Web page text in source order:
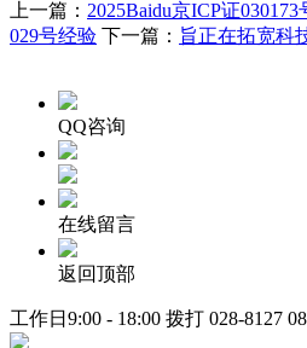
上一篇： 2025Baidu京ICP证
029号经验 下一篇： 旨正在拓宽科
QQ咨询
在线留言
返回顶部
工作日9:00 - 18:00 拨打 028-8127